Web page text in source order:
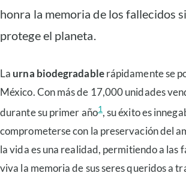
honra la memoria de los fallecidos
protege el planeta.
La urna biodegradablerápidamente se
México. Con más de 17,000 unidades
durante su primer año1, su éxito es
comprometerse con la preservación del
la vida es una realidad, permitiendo a las
viva la memoria de sus seres queridos a